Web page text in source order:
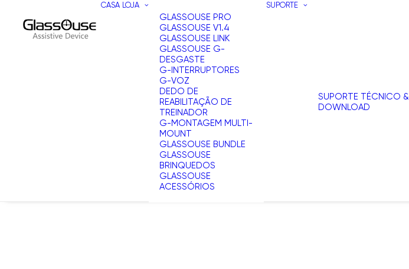
CASA LOJA
GLASSOUSE PRO
GLASSOUSE V1.4
GLASSOUSE LINK
GLASSOUSE G-
DESGASTE
G-INTERRUPTORES
G-VOZ
DEDO DE
REABILITAÇÃO DE
TREINADOR
G-MONTAGEM MULTI-
MOUNT
GLASSOUSE BUNDLE
GLASSOUSE
BRINQUEDOS
GLASSOUSE
ACESSÓRIOS
SUPORTE
SUPORTE TÉCNICO &
DOWNLOAD